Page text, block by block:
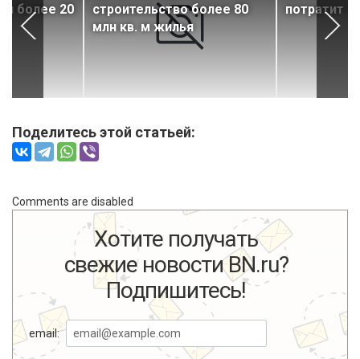
более 20
строительство более 80
млн кв. м жилья
потратит
Поделитесь этой статьей:
Comments are disabled
Хотите получать
свежие новости BN.ru?
Подпишитесь!
email: